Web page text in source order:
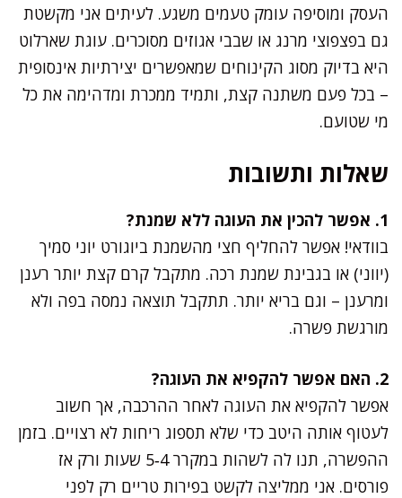
העסק ומוסיפה עומק טעמים משגע. לעיתים אני מקשטת
גם בפצפוצי מרנג או שבבי אגוזים מסוכרים. עוגת שארלוט
היא בדיוק מסוג הקינוחים שמאפשרים יצירתיות אינסופית
– בכל פעם משתנה קצת, ותמיד ממכרת ומדהימה את כל
מי שטועם.
שאלות ותשובות
1. אפשר להכין את העוגה ללא שמנת?
בוודאי! אפשר להחליף חצי מהשמנת ביוגורט יוני סמיך
(יווני) או בגבינת שמנת רכה. מתקבל קרם קצת יותר רענן
ומרענן – וגם בריא יותר. תתקבל תוצאה נמסה בפה ולא
מורגשת פשרה.
2. האם אפשר להקפיא את העוגה?
אפשר להקפיא את העוגה לאחר ההרכבה, אך חשוב
לעטוף אותה היטב כדי שלא תספוג ריחות לא רצויים. בזמן
ההפשרה, תנו לה לשהות במקרר 4‑5 שעות ורק אז
פורסים. אני ממליצה לקשט בפירות טריים רק לפני